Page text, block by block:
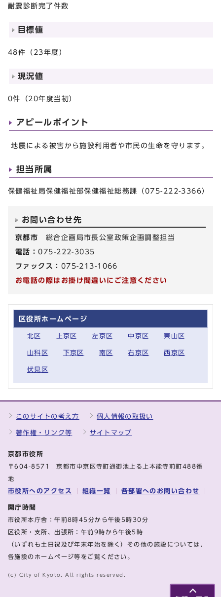
耐震診断完了件数
目標値
48件（23年度）
現況値
0件（20年度当初）
アピールポイント
地震による被害から施設利用者や市民の生命を守ります。
担当所属
保健福祉局保健福祉部保健福祉総務課（075-222-3366）
お問い合わせ先
京都市 総合企画局市長公室政策企画調整担当
電話：075-222-3035
ファックス： 075-213-1066
お電話の際はお掛け間違いにご注意ください
区役所ホームページ
北区 上京区 左京区 中京区 東山区
山科区 下京区 南区 右京区 西京区
伏見区
このサイトの考え方 個人情報の取扱い
著作権・リンク等 サイトマップ
京都市役所
〒604-8571 京都市中京区寺町通御池上る上本能寺前町488番
地
市役所へのアクセス 組織一覧 各部署へのお問い合わせ
開庁時間
市役所本庁舎：午前8時45分から午後5時30分
区役所・支所、出張所：午前9時から午後5時
（いずれも土日祝及び年末年始を除く）その他の施設については、
各施設のホームページ等をご覧ください。
(c) City of Kyoto. All rights reserved.